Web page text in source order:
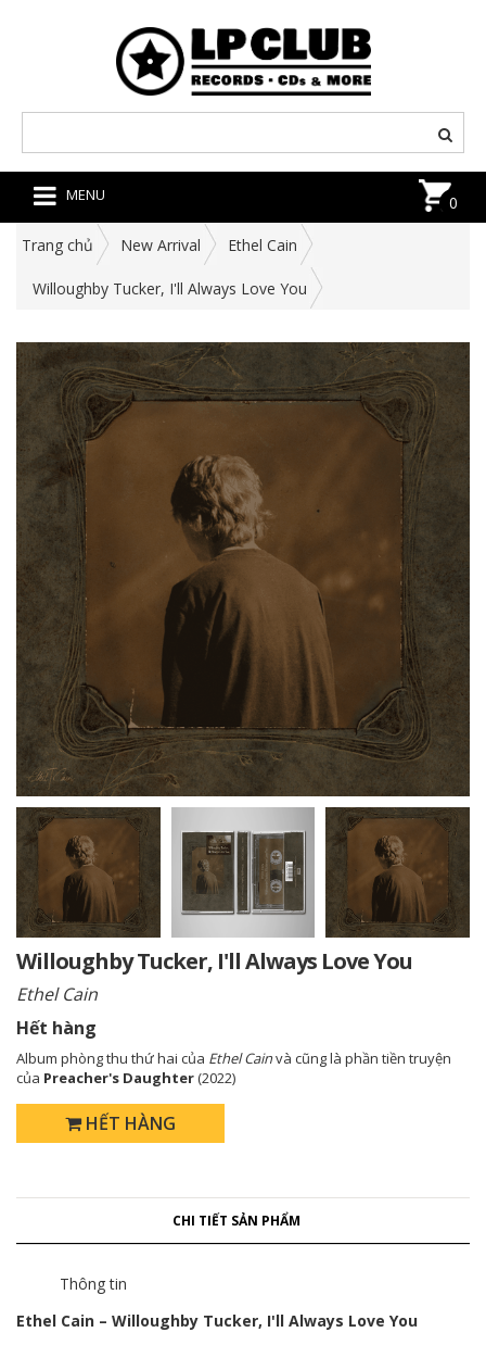
MENU 0
Trang chủ New Arrival Ethel Cain
Willoughby Tucker, I'll Always Love You
Willoughby Tucker, I'll Always Love You
Ethel Cain
Hết hàng
Album phòng thu thứ hai của Ethel Cainvà cũng là phần tiền truyện
của Preacher's Daughter(2022)
HẾT HÀNG
CHI TIẾT SẢN PHẨM
Thông tin
Ethel Cain – Willoughby Tucker, I'll Always Love You